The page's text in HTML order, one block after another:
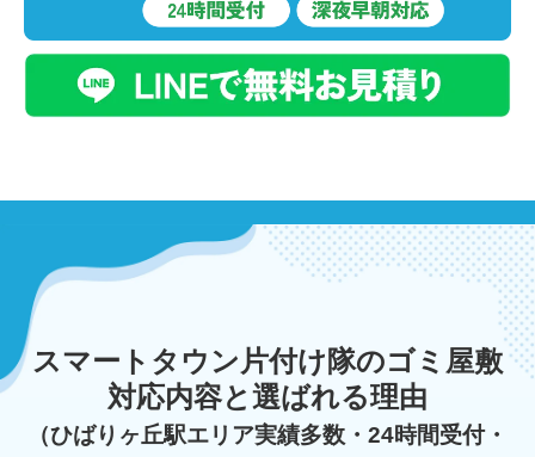
スマートタウン片付け隊のゴミ屋敷
対応内容と選ばれる理由
（ひばりヶ丘駅エリア実績多数・24時間受付・